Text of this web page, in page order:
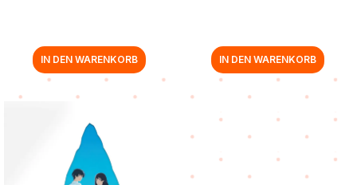
IN DEN WARENKORB IN DEN WARENKORB